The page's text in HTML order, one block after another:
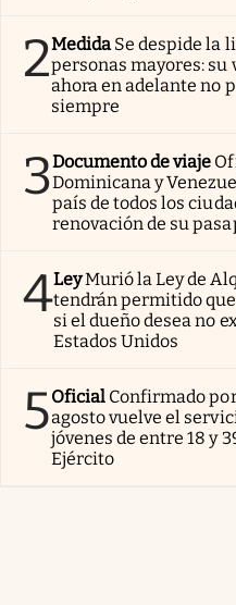
2Medida Se despide la
personas mayores: su
ahora en adelante no
siempre
3Documento de viaje
Dominicana y
país de todos los
renovación de su
4LeyMurió la Ley de
tendrán permitido
si el dueño desea no
Estados Unidos
5Oficial Confirmado
agosto vuelve el
jóvenes de entre 18 y
Ejército